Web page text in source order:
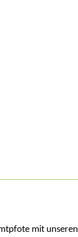
mit unseren